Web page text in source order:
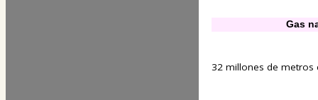
Gas
32 millones de metros